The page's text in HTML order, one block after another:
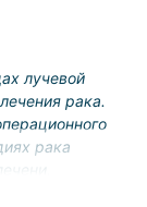
лучевой
рака.
рака
мозг,